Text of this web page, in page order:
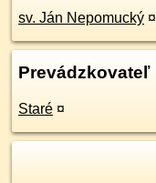
sv. Ján Nepomucký ¤
Prevádzkovateľ
Staré ¤